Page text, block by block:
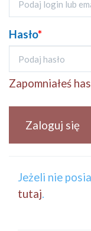
Hasło*
Zapomniałeś
Zaloguj się
Jeżeli nie
tutaj.